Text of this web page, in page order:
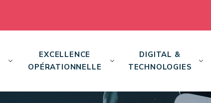
EXCELLENCE
OPÉRATIONNELLE
DIGITAL &
TECHNOLOGIES